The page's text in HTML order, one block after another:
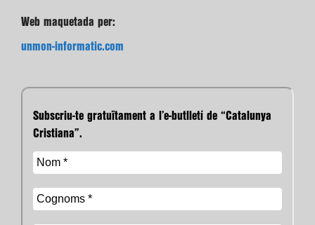
Web maquetada per:
unmon-informatic.com
Subscriu-te gratuïtament a l’e-butlletí de “Catalunya
Cristiana”.